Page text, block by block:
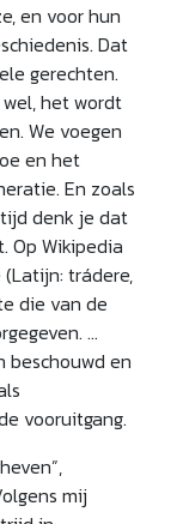
en voor hun
Dat
gerechten.
het wordt
We voegen
en het
En zoals
denk je dat
Op Wikipedia
trádere,
die van de
…
beschouwd en
vooruitgang.
mij